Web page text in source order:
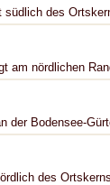
des
am nördlichen
der Bodensee-
des